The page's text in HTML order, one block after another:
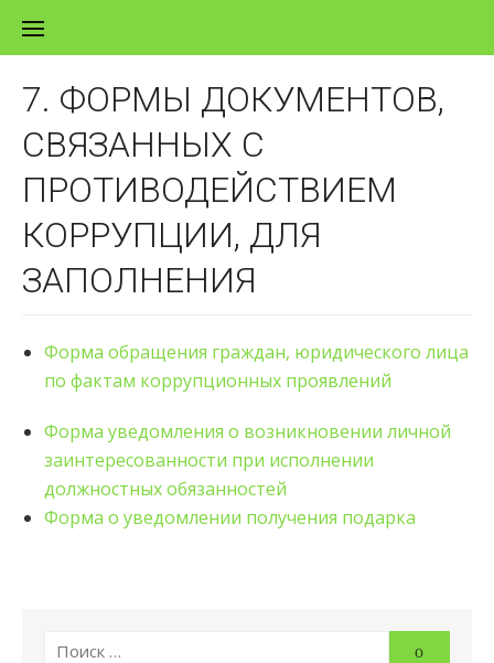
7. ФОРМЫ ДОКУМЕНТОВ,
СВЯЗАННЫХ С
ПРОТИВОДЕЙСТВИЕМ
КОРРУПЦИИ, ДЛЯ
ЗАПОЛНЕНИЯ
Форма обращения граждан, юридического лица
по фактам коррупционных проявлений
Форма уведомления о возникновении личной
заинтересованности при исполнении
должностных обязанностей
Форма о уведомлении получения подарка